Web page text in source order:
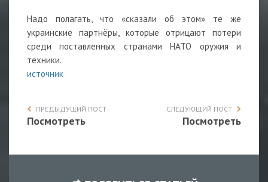
Надо полагать, что «сказали об этом» те же
украинские партнёры, которые отрицают потери
среди поставленных странами НАТО оружия и
техники.
источник
ПРЕДЫДУЩИЙ ПОСТ
Посмотреть
СЛЕДУЮЩИЙ ПОСТ
Посмотреть